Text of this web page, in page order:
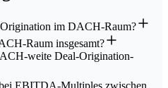
im DACH-Raum?
Raum insgesamt?
weite Deal-Origination-